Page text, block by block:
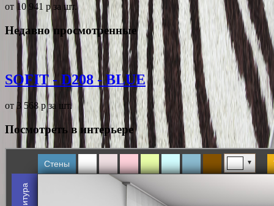
от 10 941 pза шт.
Недавно просмотренные
SOFIT - D208 - BLUE
от 3 568 pза шт.
Посмотреть в интерьере